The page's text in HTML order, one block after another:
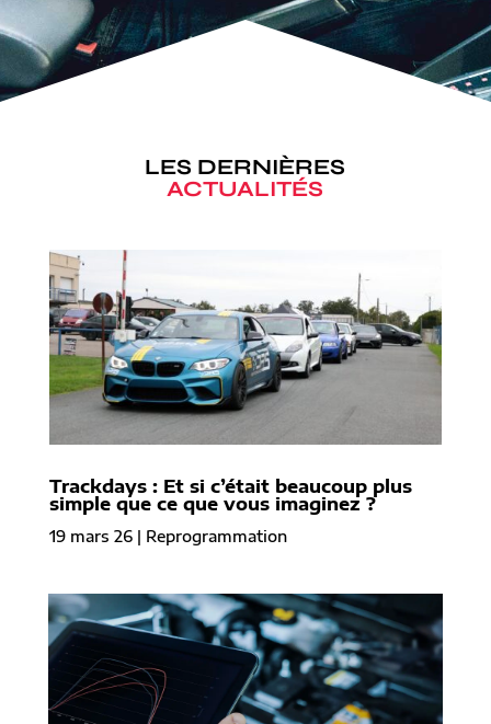
LES DERNIÈRES
ACTUALITÉS
Trackdays : Et si c’était beaucoup plus
simple que ce que vous imaginez ?
19 mars 26| Reprogrammation